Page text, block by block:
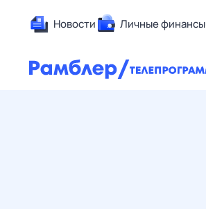
Новости Личные финансы